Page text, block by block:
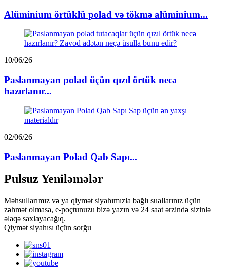
Alüminium örtüklü polad və tökmə alüminium...
10/06/26
Paslanmayan polad üçün qızıl örtük necə
hazırlanır...
02/06/26
Paslanmayan Polad Qab Sapı...
Pulsuz Yeniləmələr
Məhsullarımız və ya qiymət siyahımızla bağlı suallarınız üçün
zəhmət olmasa, e-poçtunuzu bizə yazın və 24 saat ərzində sizinlə
əlaqə saxlayacağıq.
Qiymət siyahısı üçün sorğu